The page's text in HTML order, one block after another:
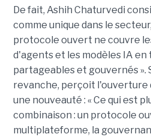
De fait, Ashih Chaturvedi
comme unique dans le
protocole ouvert ne couvre
d'agents et les modèles IA
partageables et gouvernés ».
revanche, perçoit l'ouverture
une nouveauté : « Ce qui est
combinaison : un protocole
multiplateforme, la